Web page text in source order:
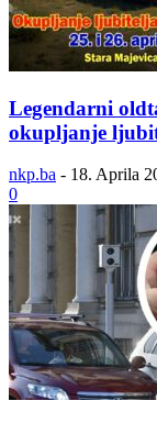
Legendarni
okupljanje
nkp.ba - 18. Aprila
0